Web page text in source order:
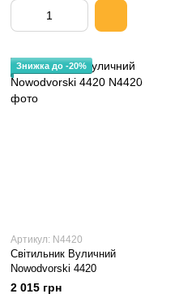
Знижка до -20%
Артикул: N4420
Світильник Вуличний
Nowodvorski 4420
2 015 грн